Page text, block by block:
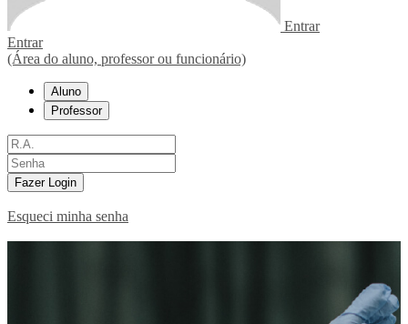
Entrar
Entrar
(Área do aluno, professor ou funcionário)
Aluno
Professor
Fazer Login
Esqueci minha senha